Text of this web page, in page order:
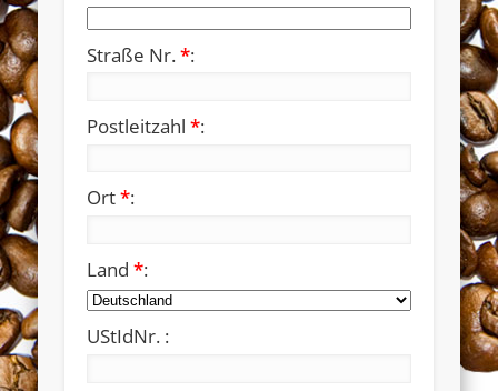
Straße Nr.*:
Postleitzahl*:
Ort*:
Land*:
UStIdNr. :